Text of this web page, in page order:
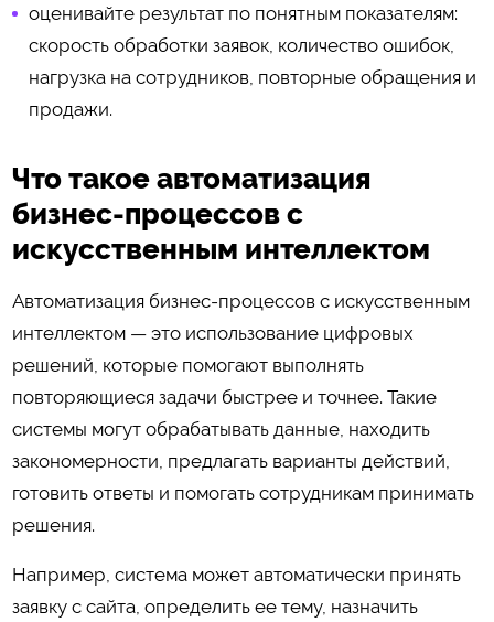
оценивайте результат по понятным показателям:
скорость обработки заявок, количество ошибок,
нагрузка на сотрудников, повторные обращения и
продажи.
Что такое автоматизация
бизнес-процессов с
искусственным интеллектом
Автоматизация бизнес-процессов с искусственным
интеллектом — это использование цифровых
решений, которые помогают выполнять
повторяющиеся задачи быстрее и точнее. Такие
системы могут обрабатывать данные, находить
закономерности, предлагать варианты действий,
готовить ответы и помогать сотрудникам принимать
решения.
Например, система может автоматически принять
заявку с сайта, определить ее тему, назначить